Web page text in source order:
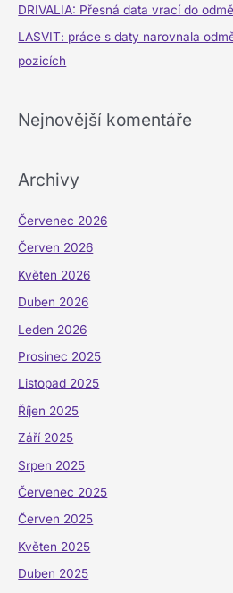
o
:
DRIVALIA: Přesná data vrací do
LASVIT: práce s daty narovnala
pozicích
Nejnovější komentáře
Archivy
Červenec 2026
Červen 2026
Květen 2026
Duben 2026
Leden 2026
Prosinec 2025
Listopad 2025
Říjen 2025
Září 2025
Srpen 2025
Červenec 2025
Červen 2025
Květen 2025
Duben 2025